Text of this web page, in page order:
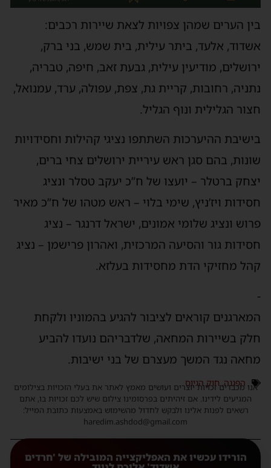
בין הערים שמהן צפויות לצאת שיירות רכבים:
אשדוד, אלעד, ביתר עילית, בית שמש, בני ברק,
ירושלים, מודיעין עילית, גבעת זאב, חיפה, טבריה,
נתניה, רחובות, קריית גת, צפת, עפולה, ערד, עמנואל,
חצור הגלילית ונוף הגליל.
בישיבת ההיערכות השתתפו נציגי קהילות וחסידויות
שונות, בהם סגן ראש עיריית ירושלים צחי ברים,
יצחק ברטלר – יועצו של ח”כ יעקב טסלר ונציג
חסידות ויז’ניץ, שימי בלוי – ראש מטהו של ח”כ מאיר
פרוש ונציג שלומי אמונים, ישראל דרנגר – נציג
חסידות גור והסיעה המרכזית, ואהרון פרישמן – נציג
קהל מחזיקי הדת מחסידות בעלזא.
-
המארגנים קוראים לציבור להגיע בהמוניו ולקחת
חלק בשיירות המחאה, שלדבריהם נועדו להביע
מחאה נגד המשך מעצרם של בני ישיבות.
הפגנה,חוק הגיוס
אנו מכבדים זכויות יוצרים ועושים מאמץ לאתר את בעלי הזכויות בצילומים
המגיעים לידינו. אם זיהיתים בפרסומינו צילום שיש לכם זכויות בו, אתם
רשאים לפנות אלינו ולבקש לחדול מהשימוש באמצעות כתובת המייל:
haredim.ashdod@gmail.com
הורידו עכשיו את האפליקצייה המובילה של 'חרדים